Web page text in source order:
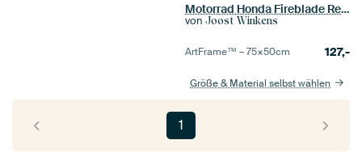
Motorrad Honda Fireblade Repsol
von Joost Winkens
ArtFrame™ –75×50cm 127,-
Größe & Material selbst wählen
1